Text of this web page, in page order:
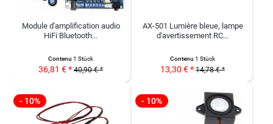
Module d'amplification audio
HiFi Bluetooth...
Contenu 1 Stück
36,81 € * 40,90 € *
AX-501 Lumière bleue, lampe
d'avertissement RC...
Contenu 1 Stück
13,30 € * 14,78 € *
- 10% - 10%